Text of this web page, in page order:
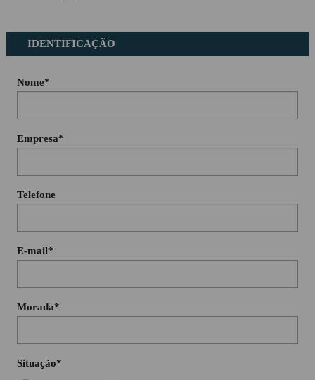
IDENTIFICAÇÃO
Nome*
Empresa*
Telefone
E-mail*
Morada*
Situação*